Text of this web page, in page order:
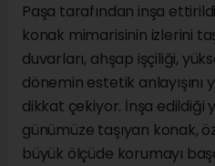
Paşa tarafından inşa
konak mimarisinin izlerini
duvarları, ahşap işçiliği,
dönemin estetik anlayışını
dikkat çekiyor. İnşa edildiği
günümüze taşıyan konak,
büyük ölçüde korumayı